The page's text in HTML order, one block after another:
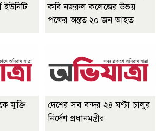
ইউনিটি
কবি নজরুল কলেজের উভয়
পক্ষের অন্তত ২০ জন আহত
মুক্তি
দেশের সব বন্দর ২৪ ঘণ্টা চালুর
নির্দেশ প্রধানমন্ত্রীর